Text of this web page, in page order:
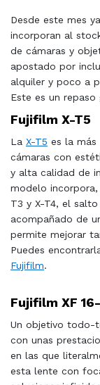
Desde este mes
incorporan al
de cámaras y
apostado por
alquiler y poco a
Este es un repaso
Fujifilm X-T5
La X-T5 es la más
cámaras con
y alta calidad de
modelo
T3 y X-T4, el
acompañado de
permite mejorar
Puedes
Fujifilm.
Fujifilm XF
Un objetivo todo-
con unas
en las que
esta lente con